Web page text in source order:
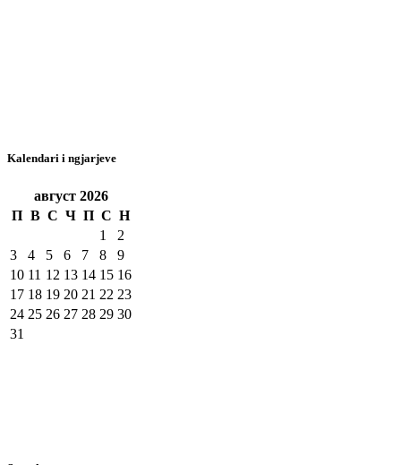
Kalendari i ngjarjeve
август 2026
П В С Ч П С Н
1
2
3
4 5 6 7 8
9
10 11 12 13 14 15 16
17 18 19 20 21 22 23
24 25 26 27 28 29 30
31